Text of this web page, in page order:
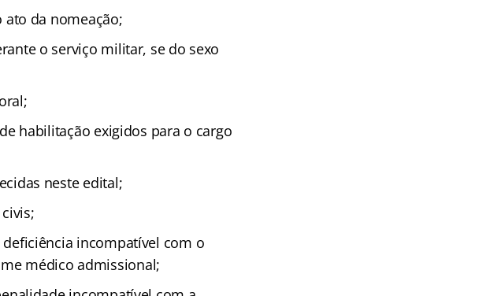
ato da nomeação;
o serviço militar, se do sexo
habilitação exigidos para o cargo
neste edital;
incompatível com o
médico admissional;